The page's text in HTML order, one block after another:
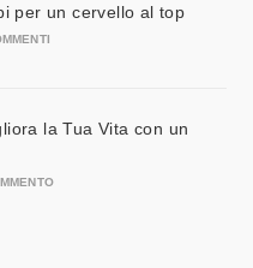
per un cervello al top
la Tua Vita con un